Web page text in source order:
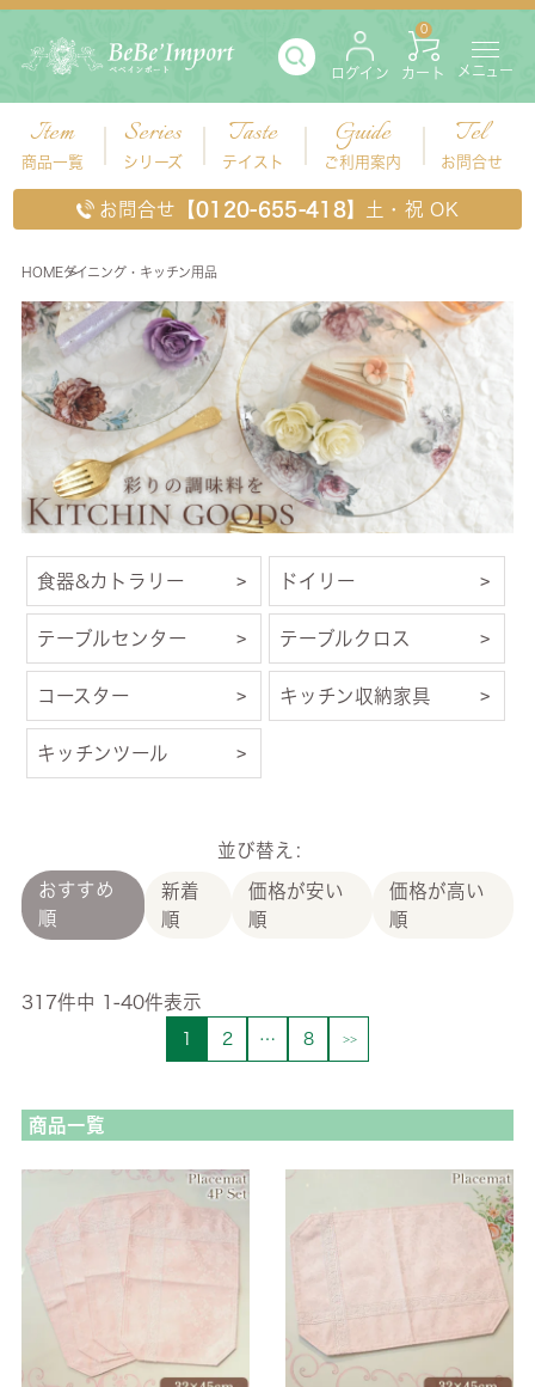
ログイン カート
0
メニュー
Item
商品一覧
Series
シリーズ
Taste
テイスト
Guide
ご利用案内
Tel
お問合せ
お問合せ 【0120-655-418】 土・祝 OK
HOMEダイニング・キッチン用品
ダイニング・キッチン用品
食器&カトラリー ドイリー
テーブルセンター テーブルクロス
コースター キッチン収納家具
キッチンツール
並び替え
おすすめ
順
新着
順
価格が安い
順
価格が高い
順
317件中 1 -40件表示
2 … 8
商品一覧